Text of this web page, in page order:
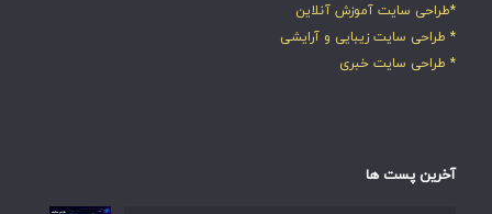
*طراحی سایت آموزش آنلاین
* طراحی سایت زیبایی و آرایشی
* طراحی سایت خبری
آخرین پست ها